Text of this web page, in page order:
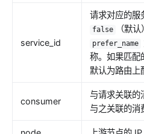
service_id
请求对应的服
false （默
prefer_name
称。如果匹配
默认为路由上
consumer
与请求关联的
与之关联的消